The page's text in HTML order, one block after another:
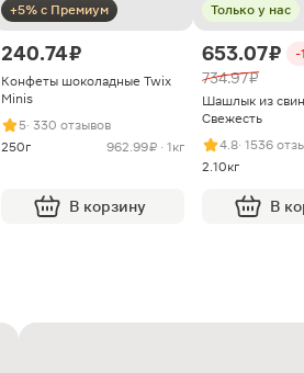
+5% с Премиум
240.74 ₽
Конфеты шоколадные Twix
Minis
5· 330 отзывов
250г
962.99 ₽ · 1кг
В корзину
Только у нас
653.07 ₽ -
734.97 ₽
Шашлык из
Свежесть
4.8· 1536
2.10кг
В